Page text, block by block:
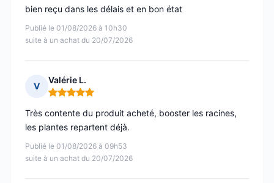
Publié le 01/08/2026 à 10h30
suite à un achat du 20/07/2026
bien reçu dans les délais et en bon état
V
Valérie L.
Note : 5 sur 5
Publié le 01/08/2026 à 09h53
suite à un achat du 20/07/2026
Très contente du produit acheté, booster les racines,
les plantes repartent déjà.